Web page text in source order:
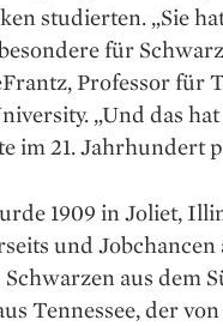
studierten. „Sie
für
Professor für
„Und das
im 21. Jahrhundert
1909 in Joliet,
und
Schwarzen aus dem
Tennessee, der